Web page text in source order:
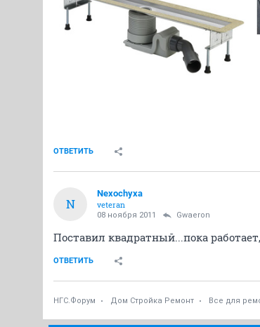
ОТВЕТИТЬ
N
Nexochyxa
veteran
08 ноября 2011 Gwaeron
Поставил квадратный...пока
ОТВЕТИТЬ
НГС.Форум Дом Стройка Ремонт Все для